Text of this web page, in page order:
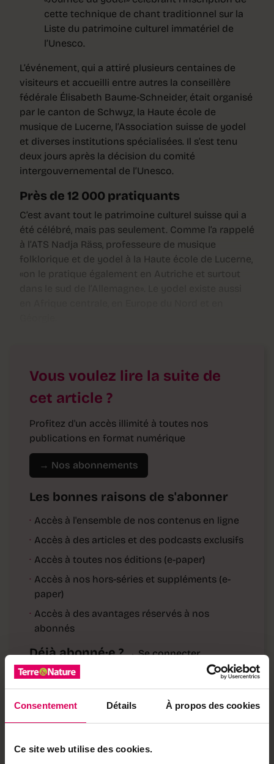
Consentement Détails À propos des cookies
Ce site web utilise des cookies.
cette technique de chant traditionnel sur la
Liste du patrimoine culturel immatériel de
l’Unesco.
L’événement, qui a attiré plusieurs centaines de
visiteurs et accueilli entre autres la conseillère
fédérale Élisabeth Baume-Schneider, était organisé
par le canton de Schwyz, la Haute école de
musique de Lucerne, l’Association suisse de yodel
et diverses institutions spécialisées. Il s’est tenu
deux jours après la décision du comité
intergouvernemental de l’Unesco.
Près de 12 000 pratiquants
C’est avant tout le patrimoine culturel suisse qui a
été célébré, mais pas seulement. Comme l’a rappelé
à l’ATS Nadja Räss, professeure de musique
folklorique et de yodel à la Haute école de Lucerne,
«on le pratique également en Autriche et surtout
Vous voulez lire la suite de
cet article ?
Profitez d'un accès illimité à toutes nos
publications en format numérique
→ Nos abonnements
Les bonnes raisons de s'abonner
· Accès à l'ensemble de nos contenus en ligne
· Accès à des articles et des podcasts exclusifs
· Accès à toutes nos éditions (e-paper)
· Accès à nos hors-séries et suppléments (e-
paper)
· Accès à des avantages réservés à nos
abonnés
Déjà abonné·e ? → Se connecter
Achetez local sur